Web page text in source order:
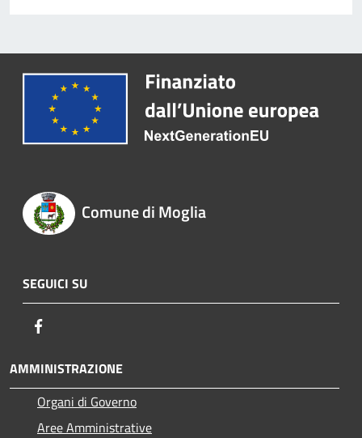
Comune di Moglia
SEGUICI SU
AMMINISTRAZIONE
Organi di Governo
Aree Amministrative